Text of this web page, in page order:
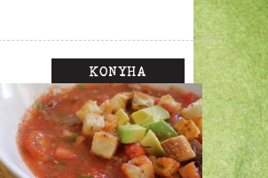
KONYHA